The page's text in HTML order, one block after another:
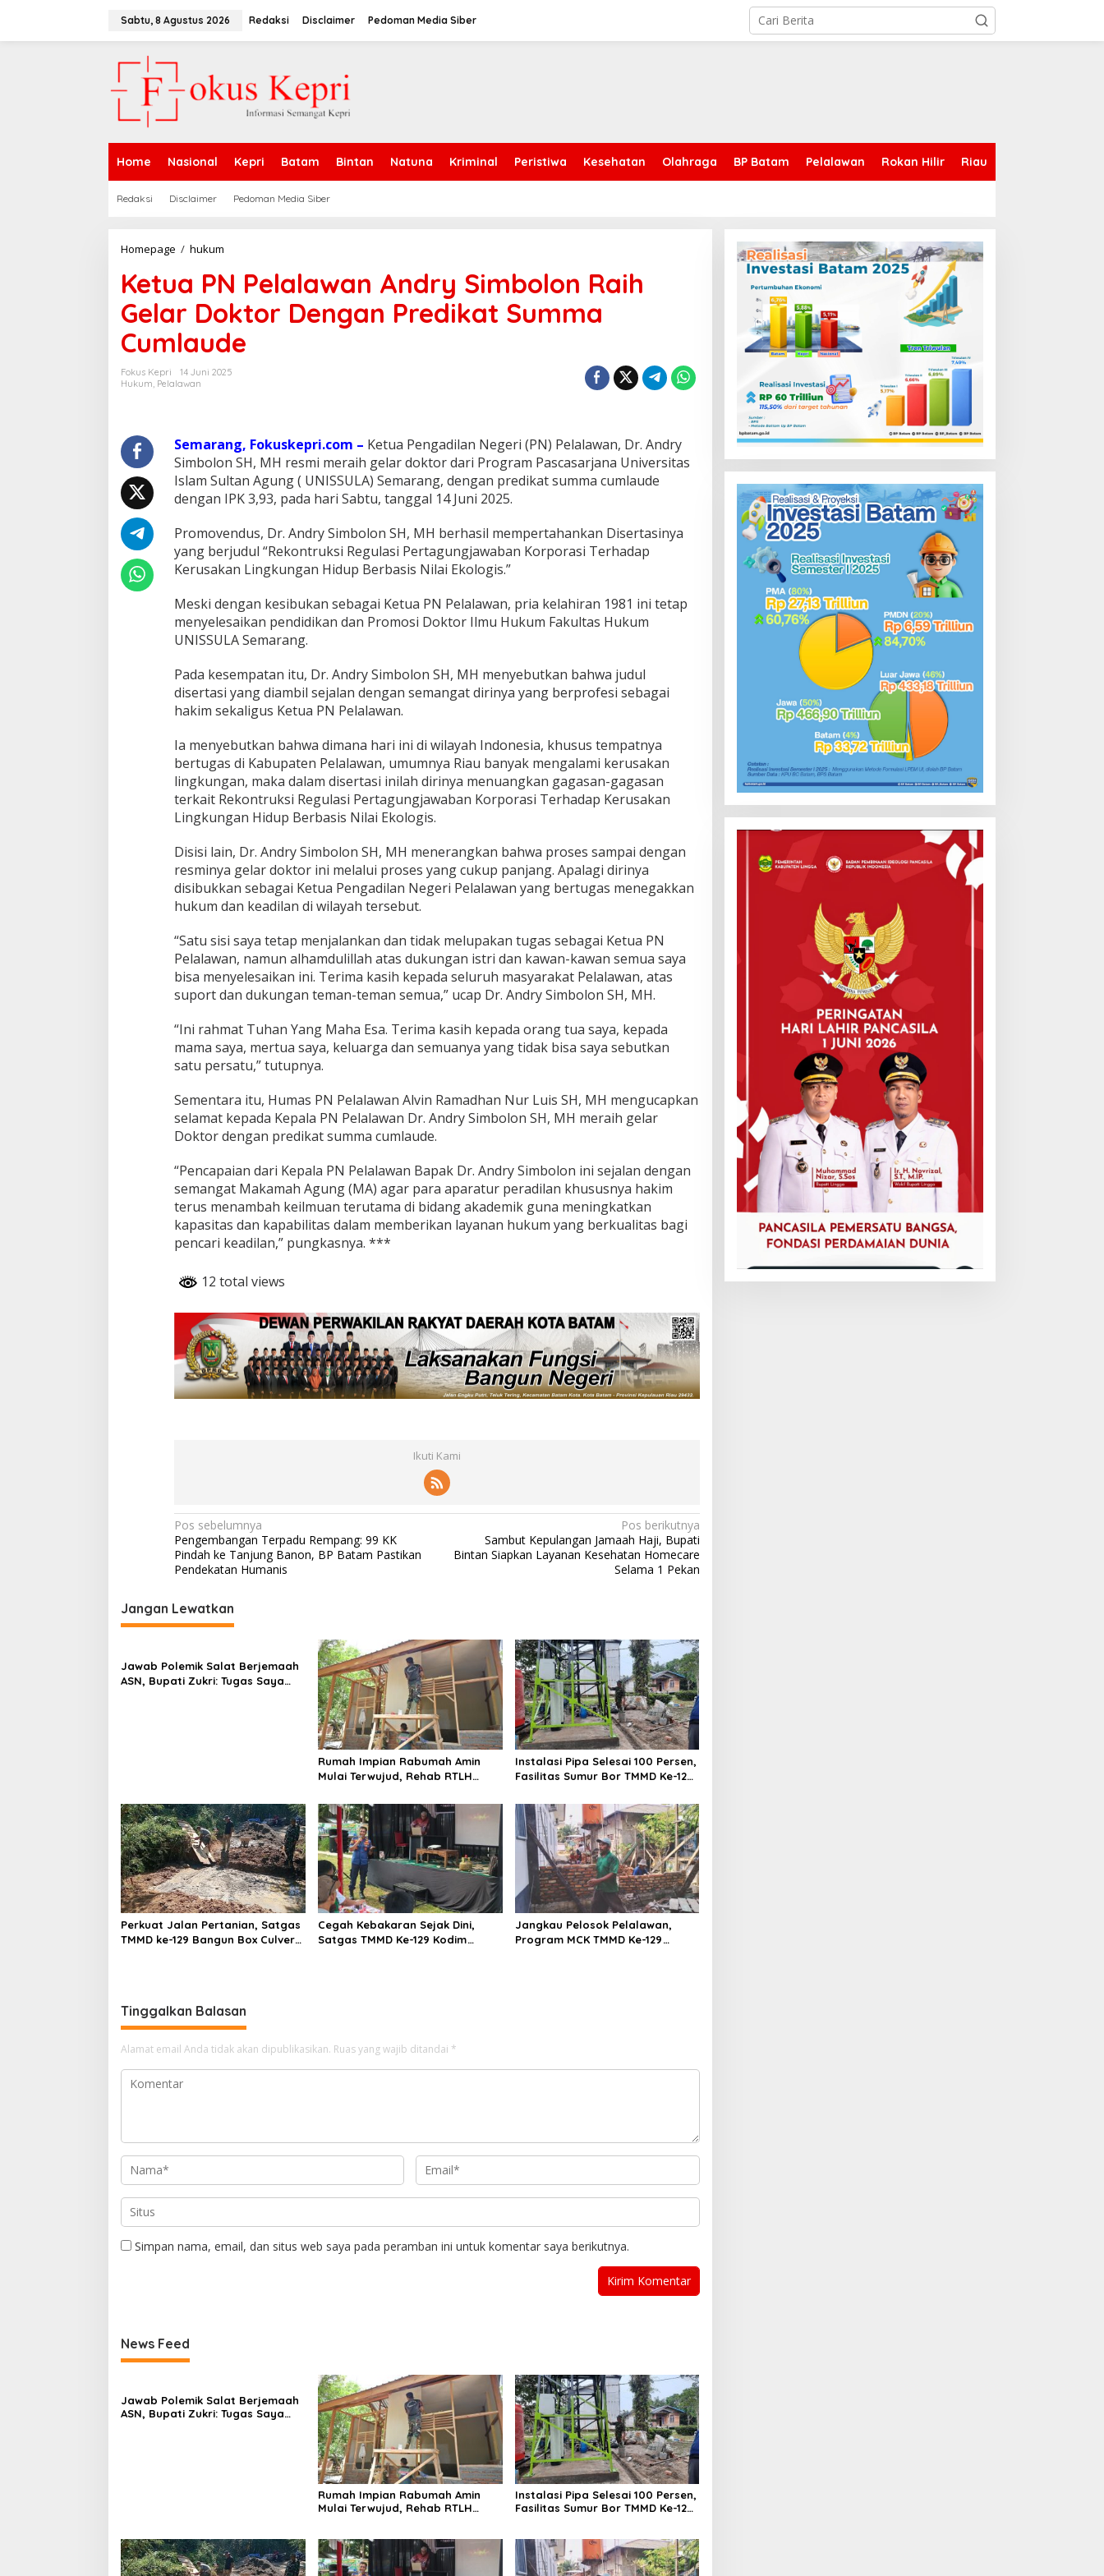
Sabtu, 8 Agustus 2026 Redaksi Disclaimer Pedoman Media Siber
Home Nasional Kepri Batam Bintan Natuna Kriminal Peristiwa Kesehatan Olahraga BP Batam Pelalawan Rokan Hilir Riau
Redaksi Disclaimer Pedoman Media Siber
Homepage / hukum
t
u
a
P
N
P
e
w
n
A
n
r
S
i
b
o
l
o
R
a
i
G
e
l
a
r
o
t
o
r
D
e
g
a
n
P
r
d
i
k
S
u
m
a
C
u
m
l
a
e
Ketua PN Pelalawan Andry Simbolon Raih
Gelar Doktor Dengan Predikat Summa
Cumlaude
Fokus Kepri
14 Juni 2025
Hukum, Pelalawan
Semarang, Fokuskepri.com – Ketua Pengadilan Negeri (PN) Pelalawan, Dr. Andry
Simbolon SH, MH resmi meraih gelar doktor dari Program Pascasarjana Universitas
Islam Sultan Agung ( UNISSULA) Semarang, dengan predikat summa cumlaude
dengan IPK 3,93, pada hari Sabtu, tanggal 14 Juni 2025.
Promovendus, Dr. Andry Simbolon SH, MH berhasil mempertahankan Disertasinya
yang berjudul “Rekontruksi Regulasi Pertagungjawaban Korporasi Terhadap
Kerusakan Lingkungan Hidup Berbasis Nilai Ekologis.”
Meski dengan kesibukan sebagai Ketua PN Pelalawan, pria kelahiran 1981 ini tetap
menyelesaikan pendidikan dan Promosi Doktor Ilmu Hukum Fakultas Hukum
UNISSULA Semarang.
Pada kesempatan itu, Dr. Andry Simbolon SH, MH menyebutkan bahwa judul
disertasi yang diambil sejalan dengan semangat dirinya yang berprofesi sebagai
hakim sekaligus Ketua PN Pelalawan.
Ia menyebutkan bahwa dimana hari ini di wilayah Indonesia, khusus tempatnya
bertugas di Kabupaten Pelalawan, umumnya Riau banyak mengalami kerusakan
lingkungan, maka dalam disertasi inilah dirinya menuangkan gagasan-gagasan
terkait Rekontruksi Regulasi Pertagungjawaban Korporasi Terhadap Kerusakan
Lingkungan Hidup Berbasis Nilai Ekologis.
Disisi lain, Dr. Andry Simbolon SH, MH menerangkan bahwa proses sampai dengan
resminya gelar doktor ini melalui proses yang cukup panjang. Apalagi dirinya
disibukkan sebagai Ketua Pengadilan Negeri Pelalawan yang bertugas menegakkan
hukum dan keadilan di wilayah tersebut.
“Satu sisi saya tetap menjalankan dan tidak melupakan tugas sebagai Ketua PN
Pelalawan, namun alhamdulillah atas dukungan istri dan kawan-kawan semua saya
bisa menyelesaikan ini. Terima kasih kepada seluruh masyarakat Pelalawan, atas
suport dan dukungan teman-teman semua,” ucap Dr. Andry Simbolon SH, MH.
“Ini rahmat Tuhan Yang Maha Esa. Terima kasih kepada orang tua saya, kepada
mama saya, mertua saya, keluarga dan semuanya yang tidak bisa saya sebutkan
satu persatu,” tutupnya.
Sementara itu, Humas PN Pelalawan Alvin Ramadhan Nur Luis SH, MH mengucapkan
selamat kepada Kepala PN Pelalawan Dr. Andry Simbolon SH, MH meraih gelar
Doktor dengan predikat summa cumlaude.
“Pencapaian dari Kepala PN Pelalawan Bapak Dr. Andry Simbolon ini sejalan dengan
semangat Makamah Agung (MA) agar para aparatur peradilan khususnya hakim
terus menambah keilmuan terutama di bidang akademik guna meningkatkan
kapasitas dan kapabilitas dalam memberikan layanan hukum yang berkualitas bagi
pencari keadilan,” pungkasnya. ***
12 total views
Ikuti Kami
N
a
v
i
g
s
i
Pos sebelumnya
Pengembangan Terpadu Rempang: 99 KK
Pindah ke Tanjung Banon, BP Batam Pastikan
Pendekatan Humanis
Pos berikutnya
Sambut Kepulangan Jamaah Haji, Bupati
Bintan Siapkan Layanan Kesehatan Homecare
Selama 1 Pekan
Jangan Lewatkan
Jawab Polemik Salat Berjemaah
ASN, Bupati Zukri: Tugas Saya
Rumah Impian Rabumah Amin
Mulai Terwujud, Rehab RTLH
Tembus 51 Persen
Instalasi Pipa Selesai 100 Persen,
Fasilitas Sumur Bor TMMD Ke-129
Finis
Perkuat Jalan Pertanian, Satgas
TMMD ke-129 Bangun Box Culvert
Cegah Kebakaran Sejak Dini,
Satgas TMMD Ke-129 Kodim
Jangkau Pelosok Pelalawan,
Program MCK TMMD Ke-129
Tinggalkan Balasan
Alamat email Anda tidak akan dipublikasikan. Ruas yang wajib ditandai *
Simpan nama, email, dan situs web saya pada peramban ini untuk komentar saya berikutnya.
News Feed
Jawab Polemik Salat Berjemaah
ASN, Bupati Zukri: Tugas Saya
Rumah Impian Rabumah Amin
Mulai Terwujud, Rehab RTLH
Instalasi Pipa Selesai 100 Persen,
Fasilitas Sumur Bor TMMD Ke-129